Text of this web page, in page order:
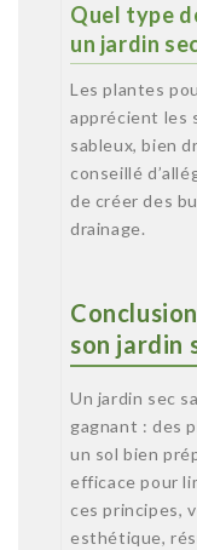
Quel type
un jardin
Les plantes
apprécient les
sableux, bien
conseillé
de créer des
drainage.
son jardin
Un jardin sec
gagnant : des
un sol bien
efficace pour
ces principes,
esthétique,